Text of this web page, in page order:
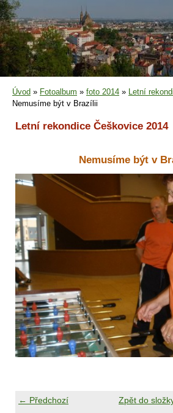
Úvod » Fotoalbum » foto 2014 » Letní
Nemusíme být v Brazílii
Letní rekondice Češkovice 2014
Nemusíme být v
← Předchozí
Zpět do